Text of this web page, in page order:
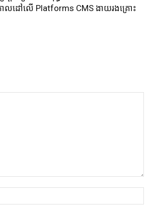
លដៅលើ Platforms CMS ងាយរងគ្រោះ